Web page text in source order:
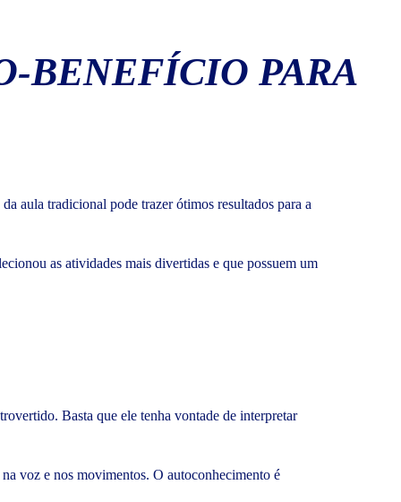
BENEFÍCIO PARA
aula tradicional pode trazer ótimos resultados para a
as atividades mais divertidas e que possuem um
Basta que ele tenha vontade de interpretar
voz e nos movimentos. O autoconhecimento é